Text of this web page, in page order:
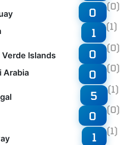
0 (0)
1 (1)
Verde Islands
Arabia
0 (0)
0 (0)
5 (1)
0 (0)
1 (1)